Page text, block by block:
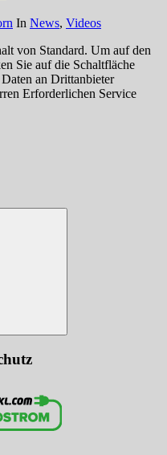
In News, Videos
von Standard. Um auf den
Sie auf die Schaltfläche
an Drittanbieter
Erforderlichen Service